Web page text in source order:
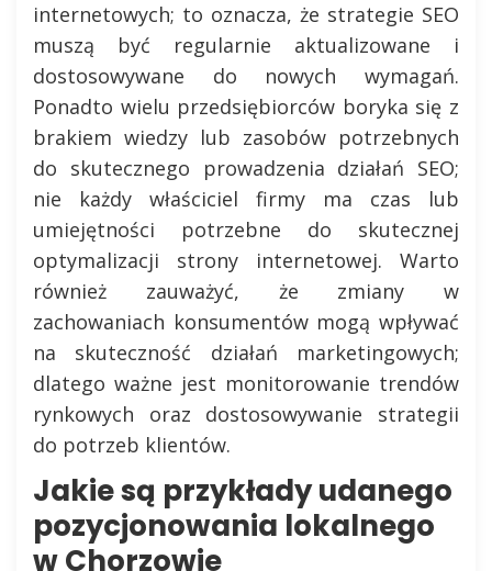
internetowych; to oznacza, że strategie SEO
muszą być regularnie aktualizowane i
dostosowywane do nowych wymagań.
Ponadto wielu przedsiębiorców boryka się z
brakiem wiedzy lub zasobów potrzebnych
do skutecznego prowadzenia działań SEO;
nie każdy właściciel firmy ma czas lub
umiejętności potrzebne do skutecznej
optymalizacji strony internetowej. Warto
również zauważyć, że zmiany w
zachowaniach konsumentów mogą wpływać
na skuteczność działań marketingowych;
dlatego ważne jest monitorowanie trendów
rynkowych oraz dostosowywanie strategii
do potrzeb klientów.
Jakie są przykłady udanego
pozycjonowania lokalnego
w Chorzowie